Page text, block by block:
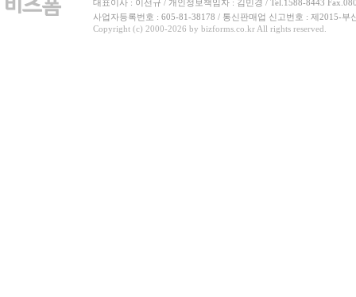
대표이사 : 이선규 / 개인정보책임자 : 김민경 / Tel.1588-8443
사업자등록번호 : 605-81-38178 / 통신판매업 신고번호 : 제2015-부
Copyright (c) 2000-2026 by bizforms.co.kr All rights reserved.